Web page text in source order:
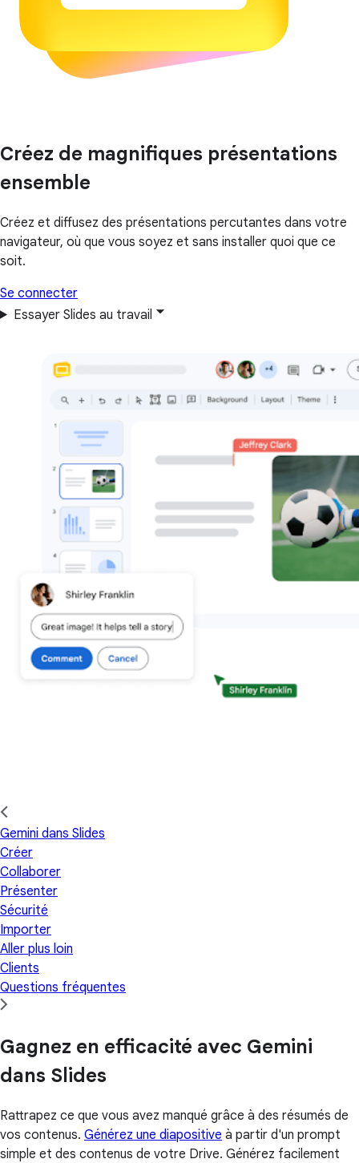
Créez de magnifiques présentations
ensemble
Créez et diffusez des présentations percutantes dans votre
navigateur, où que vous soyez et sans installer quoi que ce
soit.
Se connecter
Essayer Slides au travail
Gemini dans Slides
Créer
Collaborer
Présenter
Sécurité
Importer
Aller plus loin
Clients
Questions fréquentes
Gagnez en efficacité avec Gemini
dans Slides
Rattrapez ce que vous avez manqué grâce à des résumés de
vos contenus. Générez une diapositive à partir d'un prompt
simple et des contenus de votre Drive. Générez facilement